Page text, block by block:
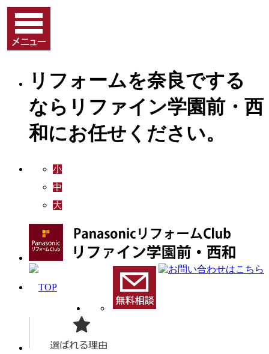
リフォームを奈良でする
ならリファイン学園前・西
和にお任せください。
小
中
大